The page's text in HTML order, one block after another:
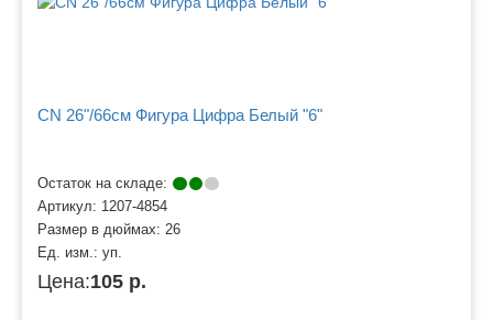
CN 26"/66см Фигура Цифра Белый "6"
Остаток на складе:
Артикул: 1207-4854
Размер в дюймах: 26
Ед. изм.: уп.
Цена:105 р.